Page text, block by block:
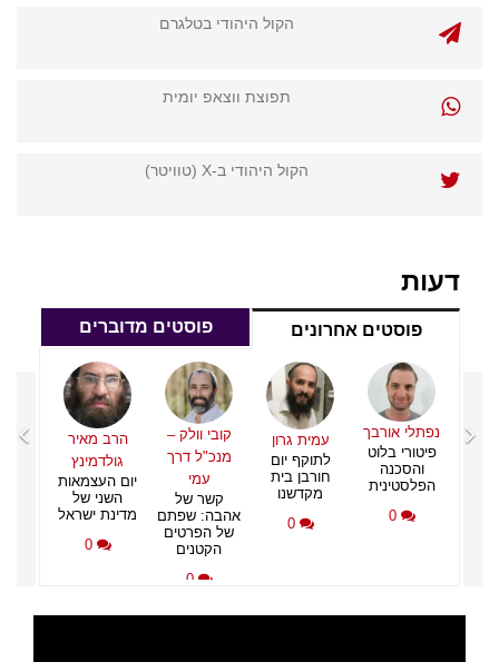
הקול היהודי בטלגרם
תפוצת ווצאפ יומית
הקול היהודי ב-X (טוויטר)
דעות
פוסטים אחרונים פוסטים מדוברים
נפתלי אורבך
פיטורי בלוט
והסכנה
הפלסטינית
0
עמית גרון
לתוקף יום
חורבן בית
מקדשנו
0
קובי וולק –
מנכ"ל דרך
עמי
קשר של
אהבה: שפתם
של הפרטים
הקטנים
0
הרב מאיר
גולדמינץ
יום העצמאות
השני של
מדינת ישראל
0